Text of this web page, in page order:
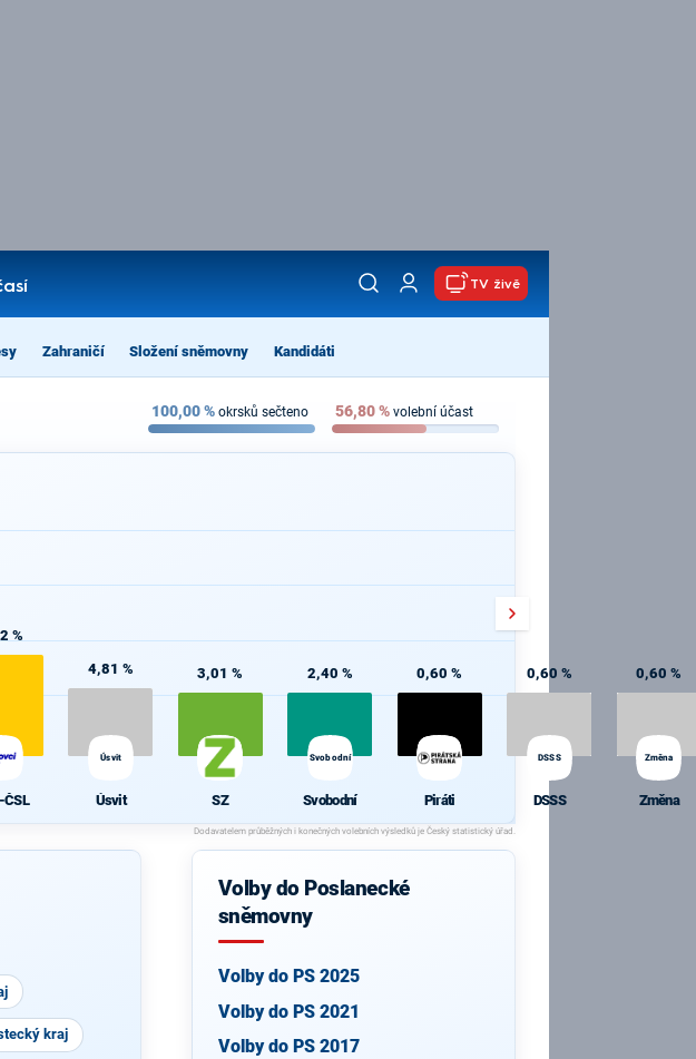
TV živě
Zahraničí Složení sněmovny Kandidáti
100,00% okrsků sečteno 56,80% volební účast
%
ČSL
4,81 %
Úsvit
Úsvit
3,01 %
SZ
2,40 %
Svobodní
Svobodní
0,60 %
Piráti
0,60 %
DSSS
DSSS
0,60 %
Změna
Změna
kraj
Volby do Poslanecké
sněmovny
Volby do PS 2025
Volby do PS 2021
Volby do PS 2017